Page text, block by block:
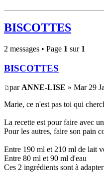
BISCOTTES
2 messages • Page 1 sur 1
BISCOTTES
par ANNE-LISE » Mar 29
Marie, ce n'est pas toi qui
La recette est pour faire avec
Pour les autres, faire son pain
Entre 190 ml et 210 ml de lait
Entre 80 ml et 90 ml d'eau
Ces 2 ingrédients sont à